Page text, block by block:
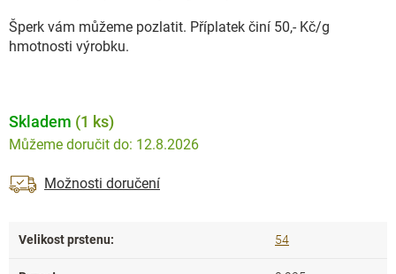
Šperk vám můžeme pozlatit. Příplatek činí 50,- Kč/g
hmotnosti výrobku.
Skladem (1 ks)
12.8.2026
Možnosti doručení
Velikost prstenu: 54